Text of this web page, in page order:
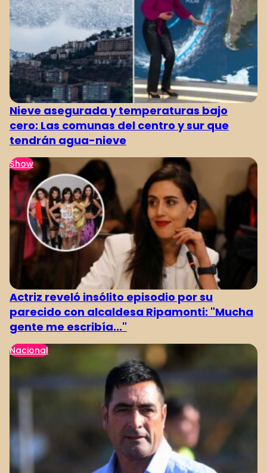
Nieve asegurada y temperaturas bajo
cero: Las comunas del centro y sur que
tendrán agua-nieve
Show
Actriz reveló insólito episodio por su
parecido con alcaldesa Ripamonti: "Mucha
gente me escribía..."
Nacional